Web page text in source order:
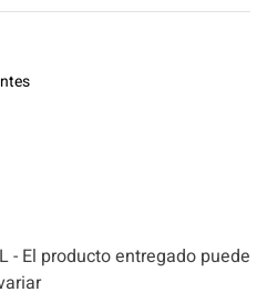
- El producto entregado puede